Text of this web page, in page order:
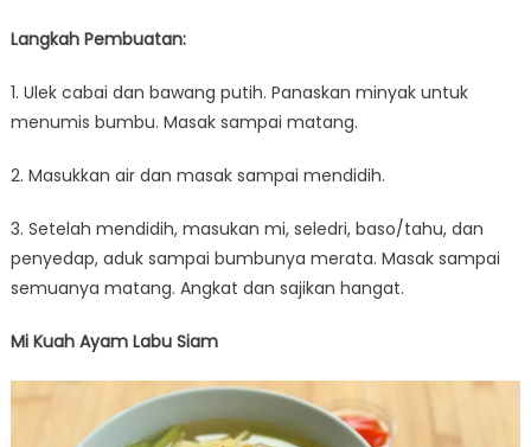
Langkah Pembuatan:
1. Ulek cabai dan bawang putih. Panaskan minyak untuk
menumis bumbu. Masak sampai matang.
2. Masukkan air dan masak sampai mendidih.
3. Setelah mendidih, masukan mi, seledri, baso/tahu, dan
penyedap, aduk sampai bumbunya merata. Masak sampai
semuanya matang. Angkat dan sajikan hangat.
Mi Kuah Ayam Labu Siam